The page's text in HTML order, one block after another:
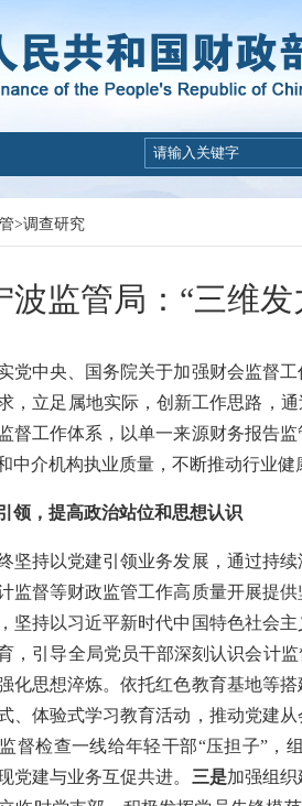
>调查研究
波监管局：“三维
中央、国务院关于加强财会监督工
，立足属地实际，创新工作思路，
督工作体系，以单一来源财务报告
中介机构执业质量，不断推动行业健
领，提高政治站位和思想认识
持以党建引领业务发展，通过持续
监督等财政监管工作高质量开展提
坚持以习近平新时代中国特色社会
，引导全局党员干部深刻认识会计
化思想淬炼。依托红色教育基地等
、体验式学习教育活动，推动党建
督检查一线给年轻干部“压担子”，
党建与业务互促共进。 三是加强组织